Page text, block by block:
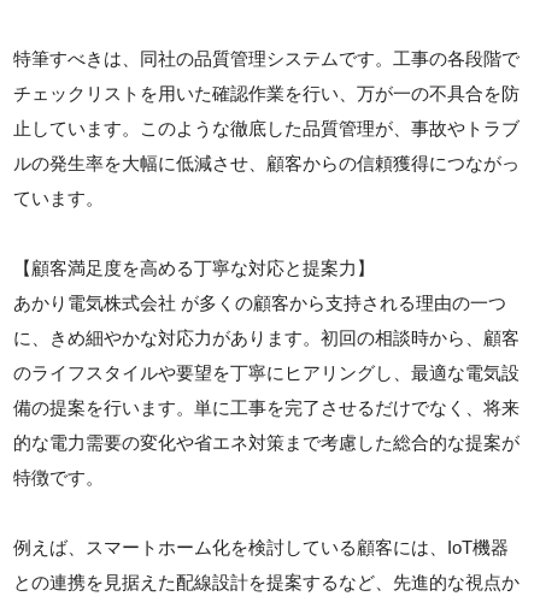
特筆すべきは、同社の品質管理システムです。工事の各段階で
チェックリストを用いた確認作業を行い、万が一の不具合を防
止しています。このような徹底した品質管理が、事故やトラブ
ルの発生率を大幅に低減させ、顧客からの信頼獲得につながっ
ています。
【顧客満足度を高める丁寧な対応と提案力】
あかり電気株式会社 が多くの顧客から支持される理由の一つ
に、きめ細やかな対応力があります。初回の相談時から、顧客
のライフスタイルや要望を丁寧にヒアリングし、最適な電気設
備の提案を行います。単に工事を完了させるだけでなく、将来
的な電力需要の変化や省エネ対策まで考慮した総合的な提案が
特徴です。
例えば、スマートホーム化を検討している顧客には、IoT機器
との連携を見据えた配線設計を提案するなど、先進的な視点か